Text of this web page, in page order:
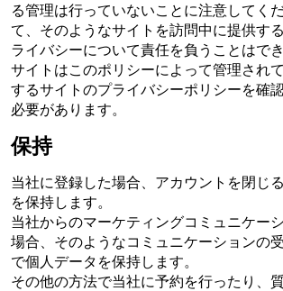
る管理は行っていないことに注意してく
て、そのようなサイトを訪問中に提供す
ライバシーについて責任を負うことはで
サイトはこのポリシーによって管理され
するサイトのプライバシーポリシーを確
必要があります。
保持
当社に登録した場合、アカウントを閉じ
を保持します。
当社からのマーケティングコミュニケー
場合、そのようなコミュニケーションの
で個人データを保持します。
その他の方法で当社に予約を行ったり、